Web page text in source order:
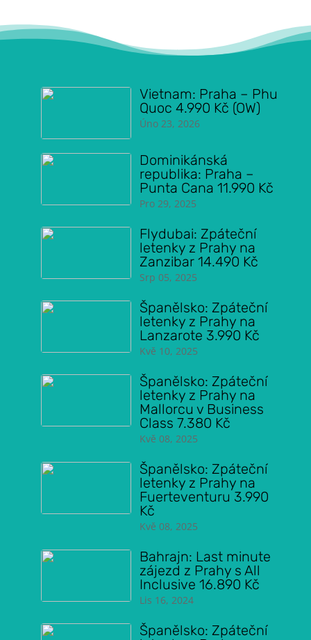
Vietnam: Praha – Phu
Quoc 4.990 Kč (OW)
Úno 23, 2026
Dominikánská
republika: Praha –
Punta Cana 11.990 Kč
Pro 29, 2025
Flydubai: Zpáteční
letenky z Prahy na
Zanzibar 14.490 Kč
Srp 05, 2025
Španělsko: Zpáteční
letenky z Prahy na
Lanzarote 3.990 Kč
Kvě 10, 2025
Španělsko: Zpáteční
letenky z Prahy na
Mallorcu v Business
Class 7.380 Kč
Kvě 08, 2025
Španělsko: Zpáteční
letenky z Prahy na
Fuerteventuru 3.990
Kč
Kvě 08, 2025
Bahrajn: Last minute
zájezd z Prahy s All
Inclusive 16.890 Kč
Lis 16, 2024
Španělsko: Zpáteční